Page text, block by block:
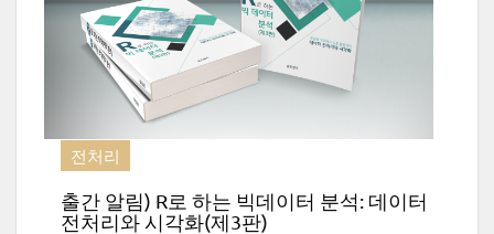
전처리
출간 알림) R로 하는 빅데이터 분석: 데이터
전처리와 시각화(제3판)